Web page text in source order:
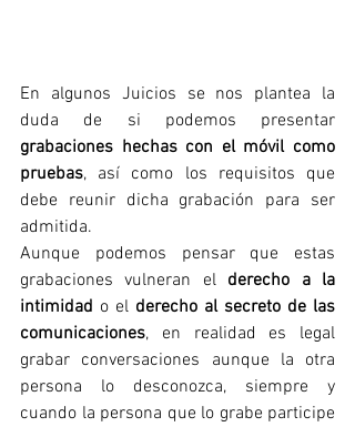
En algunos Juicios se nos plantea la
grabaciones hechas con el móvil como
pruebas, así como los requisitos que
debe reunir dicha grabación para ser
admitida.
Aunque podemos pensar que estas
grabaciones vulneran el derecho a la
intimidad o el derecho al secreto de las
comunicaciones, en realidad es legal
grabar conversaciones aunque la otra
persona lo desconozca, siempre y
cuando la persona que lo grabe participe